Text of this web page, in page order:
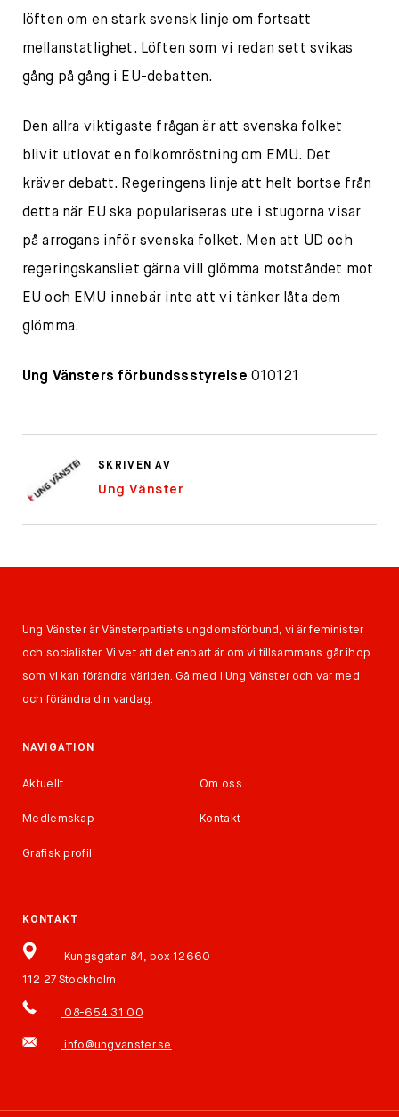
löften om en stark svensk linje om fortsatt
mellanstatlighet. Löften som vi redan sett svikas
gång på gång i EU-debatten.
Den allra viktigaste frågan är att svenska folket
blivit utlovat en folkomröstning om EMU. Det
kräver debatt. Regeringens linje att helt bortse från
detta när EU ska populariseras ute i stugorna visar
på arrogans inför svenska folket. Men att UD och
regeringskansliet gärna vill glömma motståndet mot
EU och EMU innebär inte att vi tänker låta dem
glömma.
Ung Vänsters förbundssstyrelse 010121
SKRIVEN AV
Ung Vänster
Ung Vänster är Vänsterpartiets ungdomsförbund, vi är feminister
och socialister. Vi vet att det enbart är om vi tillsammans går ihop
som vi kan förändra världen. Gå med i Ung Vänster och var med
och förändra din vardag.
NAVIGATION
Aktuellt Om oss
Medlemskap Kontakt
Grafisk profil
KONTAKT
Kungsgatan 84, box 12660
112 27 Stockholm
08-654 31 00
info@ungvanster.se